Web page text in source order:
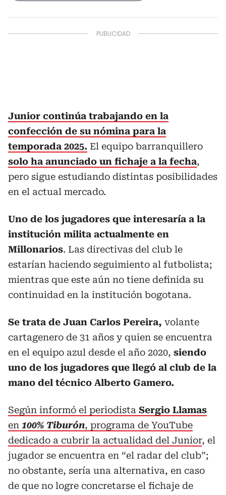
Junior continúa trabajando en la
confección de su nómina para la
temporada 2025. El equipo barranquillero
solo ha anunciado un fichaje a la fecha,
pero sigue estudiando distintas posibilidades
en el actual mercado.
Uno de los jugadores que interesaría a la
institución milita actualmente en
Millonarios. Las directivas del club le
estarían haciendo seguimiento al futbolista;
mientras que este aún no tiene definida su
continuidad en la institución bogotana.
Se trata de Juan Carlos Pereira, volante
cartagenero de 31 años y quien se encuentra
en el equipo azul desde el año 2020, siendo
uno de los jugadores que llegó al club de la
mano del técnico Alberto Gamero.
Según informó el periodista Sergio Llamas
en 100% Tiburón, programa de YouTube
dedicado a cubrir la actualidad del Junior, el
jugador se encuentra en “el radar del club”;
no obstante, sería una alternativa, en caso
de que no logre concretarse el fichaje de